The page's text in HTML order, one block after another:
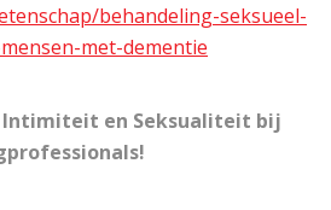
behandeling-seksueel-
met-dementie
Intimiteit en Seksualiteit bij